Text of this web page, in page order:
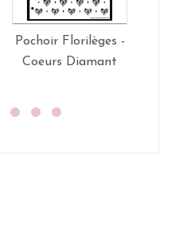
Pochoir Florilèges -
Coeurs Diamant